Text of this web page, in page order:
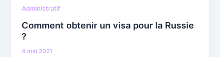
Administratif
Comment obtenir un visa pour la Russie
?
4 mai 2021